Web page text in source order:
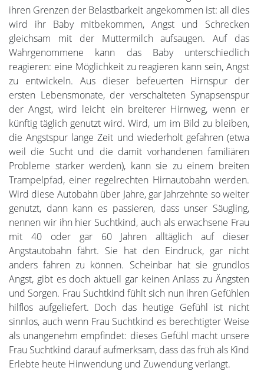
ihren Grenzen der Belastbarkeit angekommen ist: all dies
wird ihr Baby mitbekommen, Angst und Schrecken
gleichsam mit der Muttermilch aufsaugen. Auf das
Wahrgenommene kann das Baby unterschiedlich
reagieren: eine Möglichkeit zu reagieren kann sein, Angst
zu entwickeln. Aus dieser befeuerten Hirnspur der
ersten Lebensmonate, der verschalteten Synapsenspur
der Angst, wird leicht ein breiterer Hirnweg, wenn er
künftig täglich genutzt wird. Wird, um im Bild zu bleiben,
die Angstspur lange Zeit und wiederholt gefahren (etwa
weil die Sucht und die damit vorhandenen familiären
Probleme stärker werden), kann sie zu einem breiten
Trampelpfad, einer regelrechten Hirnautobahn werden.
Wird diese Autobahn über Jahre, gar Jahrzehnte so weiter
genutzt, dann kann es passieren, dass unser Säugling,
nennen wir ihn hier Suchtkind, auch als erwachsene Frau
mit 40 oder gar 60 Jahren alltäglich auf dieser
Angstautobahn fährt. Sie hat den Eindruck, gar nicht
anders fahren zu können. Scheinbar hat sie grundlos
Angst, gibt es doch aktuell gar keinen Anlass zu Ängsten
und Sorgen. Frau Suchtkind fühlt sich nun ihren Gefühlen
hilflos aufgeliefert. Doch das heutige Gefühl ist nicht
sinnlos, auch wenn Frau Suchtkind es berechtigter Weise
als unangenehm empfindet: dieses Gefühl macht unsere
Frau Suchtkind darauf aufmerksam, dass das früh als Kind
Erlebte heute Hinwendung und Zuwendung verlangt.